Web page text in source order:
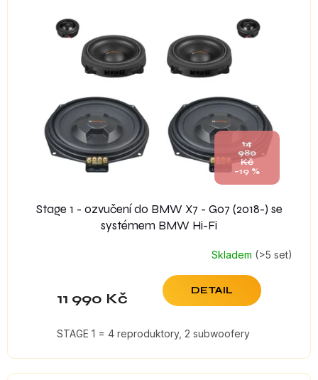
14
980
Kč
–19 %
Stage 1 - ozvučení do BMW X7 - G07 (2018-) se
systémem BMW Hi-Fi
Skladem (>5 set)
11 990 Kč DETAIL
STAGE 1 = 4 reproduktory, 2 subwoofery